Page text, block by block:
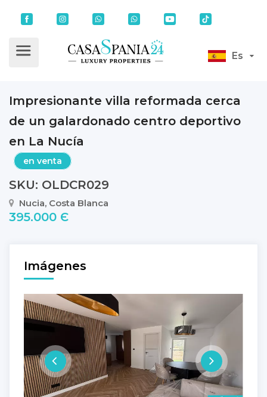
Es
Impresionante villa reformada cerca
de un galardonado centro deportivo
en La Nucía
en venta
SKU: OLDCR029
Nucia, Costa Blanca
395.000 Є
Imágenes